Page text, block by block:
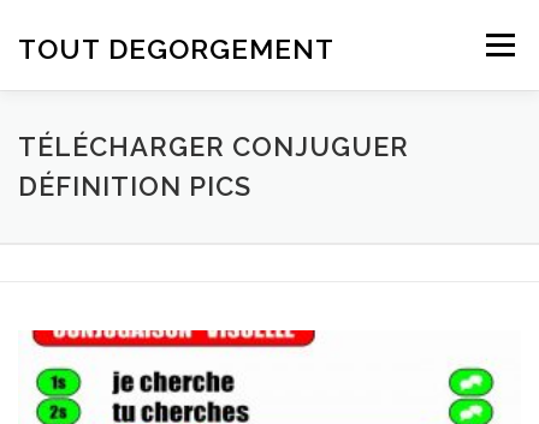
TOUT DEGORGEMENT Menu
TÉLÉCHARGER CONJUGUER
DÉFINITION PICS